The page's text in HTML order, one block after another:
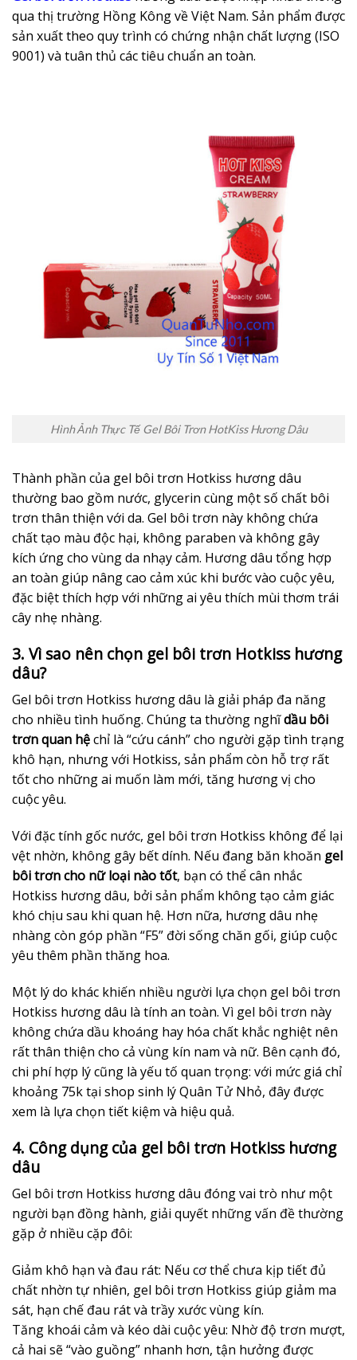
qua thị trường Hồng Kông về Việt Nam. Sản phẩm được
sản xuất theo quy trình có chứng nhận chất lượng (ISO
9001) và tuân thủ các tiêu chuẩn an toàn.
Hình Ảnh Thực Tế Gel Bôi Trơn HotKiss Hương Dâu
Thành phần của gel bôi trơn Hotkiss hương dâu
thường bao gồm nước, glycerin cùng một số chất bôi
trơn thân thiện với da. Gel bôi trơn này không chứa
chất tạo màu độc hại, không paraben và không gây
kích ứng cho vùng da nhạy cảm. Hương dâu tổng hợp
an toàn giúp nâng cao cảm xúc khi bước vào cuộc yêu,
đặc biệt thích hợp với những ai yêu thích mùi thơm trái
cây nhẹ nhàng.
3. Vì sao nên chọn gel bôi trơn Hotkiss hương
dâu?
Gel bôi trơn Hotkiss hương dâu là giải pháp đa năng
cho nhiều tình huống. Chúng ta thường nghĩdầu bôi
trơn quan hệchỉ là “cứu cánh” cho người gặp tình trạng
khô hạn, nhưng với Hotkiss, sản phẩm còn hỗ trợ rất
tốt cho những ai muốn làm mới, tăng hương vị cho
cuộc yêu.
Với đặc tính gốc nước, gel bôi trơn Hotkiss không để lại
vệt nhờn, không gây bết dính. Nếu đang băn khoăn gel
bôi trơn cho nữ loại nào tốt, bạn có thể cân nhắc
Hotkiss hương dâu, bởi sản phẩm không tạo cảm giác
khó chịu sau khi quan hệ. Hơn nữa, hương dâu nhẹ
nhàng còn góp phần “F5” đời sống chăn gối, giúp cuộc
yêu thêm phần thăng hoa.
Một lý do khác khiến nhiều người lựa chọn gel bôi trơn
Hotkiss hương dâu là tính an toàn. Vì gel bôi trơn này
không chứa dầu khoáng hay hóa chất khắc nghiệt nên
rất thân thiện cho cả vùng kín nam và nữ. Bên cạnh đó,
chi phí hợp lý cũng là yếu tố quan trọng: với mức giá chỉ
khoảng 75k tại shop sinh lý Quân Tử Nhỏ, đây được
xem là lựa chọn tiết kiệm và hiệu quả.
4. Công dụng của gel bôi trơn Hotkiss hương
dâu
Gel bôi trơn Hotkiss hương dâu đóng vai trò như một
người bạn đồng hành, giải quyết những vấn đề thường
gặp ở nhiều cặp đôi:
Giảm khô hạn và đau rát: Nếu cơ thể chưa kịp tiết đủ
chất nhờn tự nhiên, gel bôi trơn Hotkiss giúp giảm ma
sát, hạn chế đau rát và trầy xước vùng kín.
Tăng khoái cảm và kéo dài cuộc yêu: Nhờ độ trơn mượt,
cả hai sẽ “vào guồng” nhanh hơn, tận hưởng được